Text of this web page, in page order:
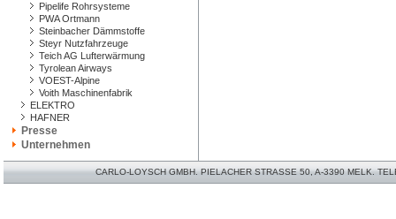
Pipelife Rohrsysteme
PWA Ortmann
Steinbacher Dämmstoffe
Steyr Nutzfahrzeuge
Teich AG Lufterwärmung
Tyrolean Airways
VOEST-Alpine
Voith Maschinenfabrik
ELEKTRO
HAFNER
Presse
Unternehmen
CARLO-LOYSCH GMBH. PIELACHER STRASSE 50, A-3390 MELK.